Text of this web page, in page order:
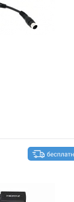
В избранное